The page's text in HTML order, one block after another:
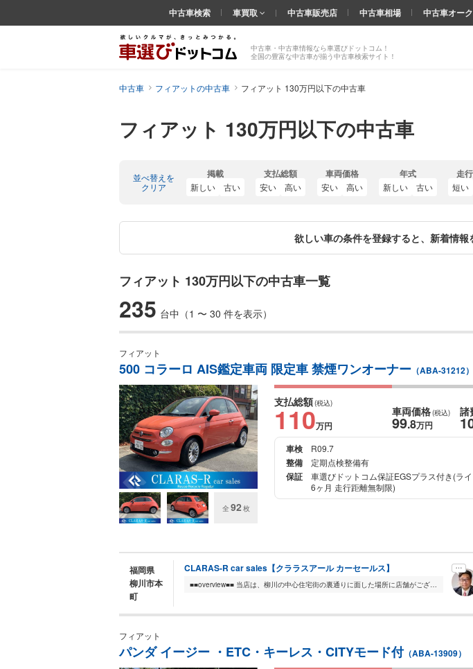
フィアット 130万円以下の中古車
中古車・中古車情報なら車選びドットコム！
全国の豊富な中古車が揃う中古車検索サイト！
中古車検索 車買取 中古車販売店 中古車相場 中古車オー
中古車 フィアットの中古車 フィアット 130万円以下の中古車
並べ替えを
クリア
掲載
新しい 古い
支払総額
安い 高い
車両価格
安い 高い
年式
新しい 古い
走
短い
欲しい車の条件を登録すると、新着情報
フィアット 130万円以下の中古車一覧
235 台中（1 〜 30 件を表示）
フィアット
500 コラーロ AIS鑑定車両 限定車 禁煙ワンオーナー （ABA-31212）
全 92 枚
支払総額(税込)
110万円
車両価格(税込)
99.8万円
諸
車検
R09.7
整備 定期点検整備有
保証
車選びドットコム保証EGSプラス付き(ラ
6ヶ月 走行距離無制限)
福岡県
柳川市本
町
CLARAS-R car sales【クララスアール カーセールス】
■■overview■■ 当店は、柳川の中心住宅街の裏通りに面した場所に店舗がございます。お仕事や生活に必要とされる、働く軽自動車を中心にお求めやすい価格帯のお車を厳選・...
フィアット
パンダ イージー ・ETC・キーレス・CITYモード付（ABA-13909）